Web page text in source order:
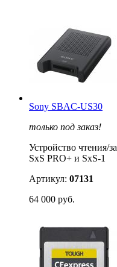
Sony SBAC-US30
только под заказ!
Устройство чтения/
SxS PRO+ и SxS-1
Артикул: 07131
64 000 руб.